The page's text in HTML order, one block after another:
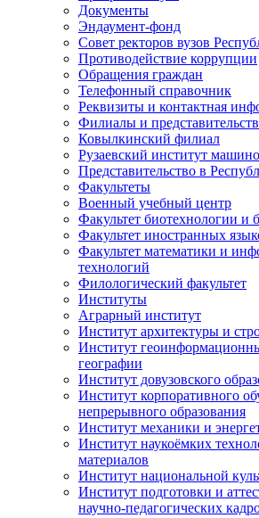
Документы
Эндаумент-фонд
Совет ректоров вузов
Противодействие коррупции
Обращения граждан
Телефонный справочник
Реквизиты и контактная
Филиалы и
Ковылкинский филиал
Рузаевский институт
Представительство в
Факультеты
Военный учебный центр
Факультет биотехнологии и
Факультет иностранных
Факультет математики и
технологий
Филологический факультет
Институты
Аграрный институт
Институт архитектуры и
Институт
географии
Институт довузовского
Институт корпоративного
непрерывного образования
Институт механики и
Институт наукоёмких
материалов
Институт национальной
Институт подготовки и
научно-педагогических